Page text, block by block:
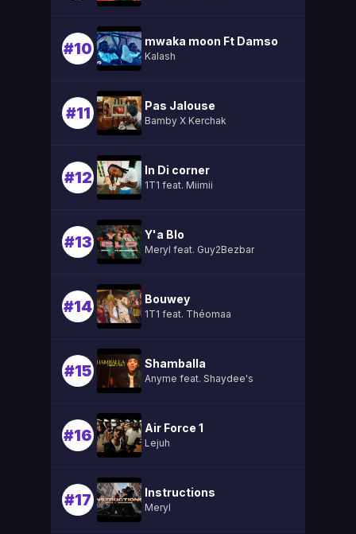
#10 mwaka moon Ft Damso
Kalash
#11 Pas Jalouse
Bamby X Kerchak
#12 In Di corner
1T1 feat. Miimii
#13 Y'a Blo
Meryl feat. Guy2Bezbar
#14 Bouwey
1T1 feat. Théomaa
#15 Shamballa
Anyme feat. Shaydee's
#16 Air Force 1
Lejuh
#17 Instructions
Meryl